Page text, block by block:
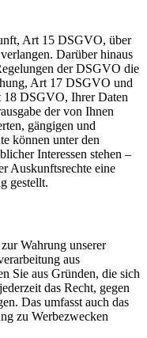
Art 15 DSGVO, über
Darüber hinaus
der DSGVO die
Art 17 DSGVO und
18 DSGVO, Ihrer Daten
der von Ihnen
gängigen und
können unter den
Interessen stehen –
Auskunftsrechte eine
gestellt.
Wahrung unserer
aus
Sie aus Gründen, die sich
das Recht, gegen
Das umfasst auch das
zu Werbezwecken